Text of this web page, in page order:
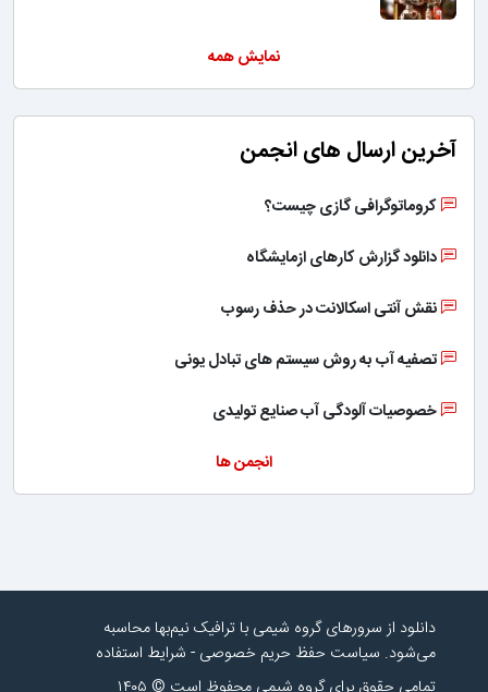
نمایش همه
آخرین ارسال های انجمن
کروماتوگرافی گازی چیست؟
دانلود گزارش کارهای ازمایشگاه
نقش آنتی اسکالانت در حذف رسوب
تصفیه آب به روش سیستم های تبادل یونی
خصوصیات آلودگی آب صنایع تولیدی
انجمن ها
دانلود از سرورهای گروه شیمی با ترافیک نیم‌بها محاسبه
می‌شود. سیاست حفظ حریم خصوصی - شرایط استفاده